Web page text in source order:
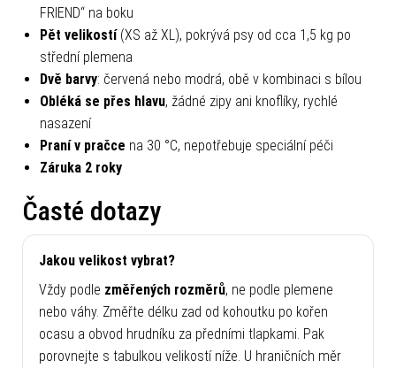
FRIEND“ na boku
Pět velikostí(XS až XL), pokrývá psy od cca 1,5 kg po
střední plemena
Dvě barvy: červená nebo modrá, obě v kombinaci s bílou
Obléká se přes hlavu, žádné zipy ani knoflíky, rychlé
nasazení
Praní v pračce na 30 °C, nepotřebuje speciální péči
Záruka 2 roky
Časté dotazy
Jakou velikost vybrat?
Vždy podle změřených rozměrů, ne podle plemene
nebo váhy. Změřte délku zad od kohoutku po kořen
ocasu a obvod hrudníku za předními tlapkami. Pak
porovnejte s tabulkou velikostí níže. U hraničních měr